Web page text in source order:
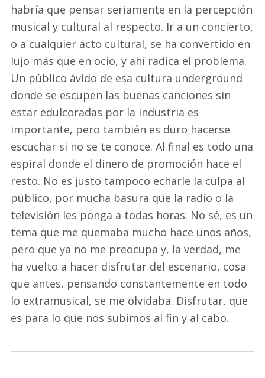
habría que pensar seriamente en la percepción
musical y cultural al respecto. Ir a un concierto,
o a cualquier acto cultural, se ha convertido en
lujo más que en ocio, y ahí radica el problema.
Un público ávido de esa cultura underground
donde se escupen las buenas canciones sin
estar edulcoradas por la industria es
importante, pero también es duro hacerse
escuchar si no se te conoce. Al final es todo una
espiral donde el dinero de promoción hace el
resto. No es justo tampoco echarle la culpa al
público, por mucha basura que la radio o la
televisión les ponga a todas horas. No sé, es un
tema que me quemaba mucho hace unos años,
pero que ya no me preocupa y, la verdad, me
ha vuelto a hacer disfrutar del escenario, cosa
que antes, pensando constantemente en todo
lo extramusical, se me olvidaba. Disfrutar, que
es para lo que nos subimos al fin y al cabo.